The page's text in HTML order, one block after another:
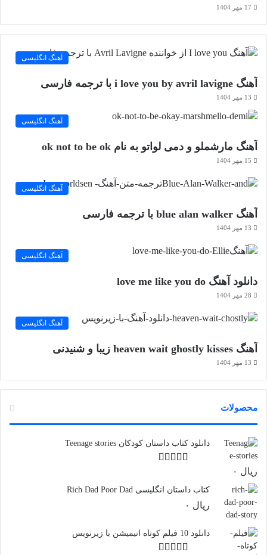
17 مهر 1404
آهنگ انگلیسی
آهنگ i love you by avril lavigne با ترجمه فارسی
13 مهر 1404
آهنگ انگلیسی
آهنگ مارشملو و دمی لواتو به نام ok not to be ok
15 مهر 1404
آهنگ انگلیسی
آهنگ blue alan walker با ترجمه فارسی
13 مهر 1404
آهنگ انگلیسی
دانلود آهنگ love me like you do
28 مهر 1404
آهنگ انگلیسی
آهنگ heaven wait ghostly kisses زیبا و شنیدنی
13 مهر 1404
محصولات
دانلود کتاب داستان کودکان Teenage stories
ریال
کتاب داستان انگلیسی Rich Dad Poor Dad
ریال
دانلود 10 فیلم کوتاه انیمیشن با زیرنویس